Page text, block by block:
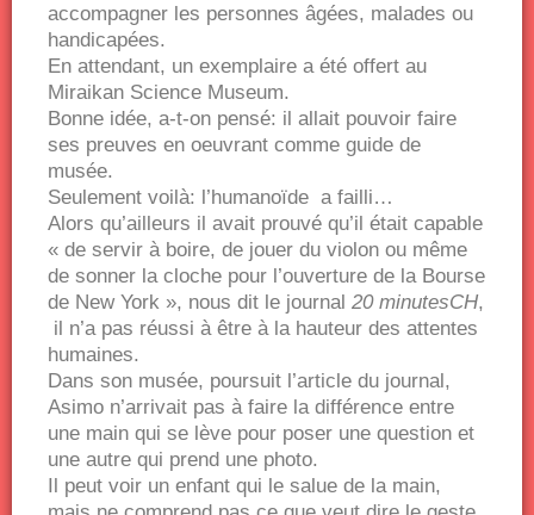
accompagner les personnes âgées, malades ou
handicapées.
En attendant, un exemplaire a été offert au
Miraikan Science Museum.
Bonne idée, a-t-on pensé: il allait pouvoir faire
ses preuves en oeuvrant comme guide de
musée.
Seulement voilà: l’humanoïde a failli…
Alors qu’ailleurs il avait prouvé qu’il était capable
« de servir à boire, de jouer du violon ou même
de sonner la cloche pour l’ouverture de la Bourse
de New York », nous dit le journal 20 minutesCH,
il n’a pas réussi à être à la hauteur des attentes
humaines.
Dans son musée, poursuit l’article du journal,
Asimo n’arrivait pas à faire la différence entre
une main qui se lève pour poser une question et
une autre qui prend une photo.
Il peut voir un enfant qui le salue de la main,